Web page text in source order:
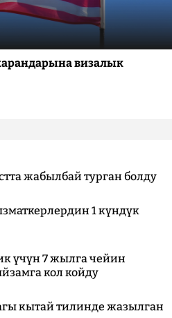
визалык
жабылбай турган болду
1 күндүк
үчүн 7 жылга чейин
кол койду
кытай тилинде жазылган